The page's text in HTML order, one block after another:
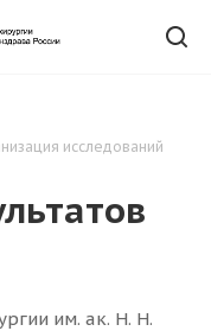
исследований
им. ак. Н. Н.